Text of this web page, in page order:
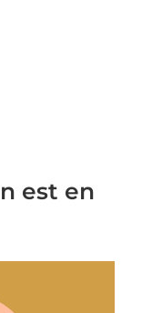
est en